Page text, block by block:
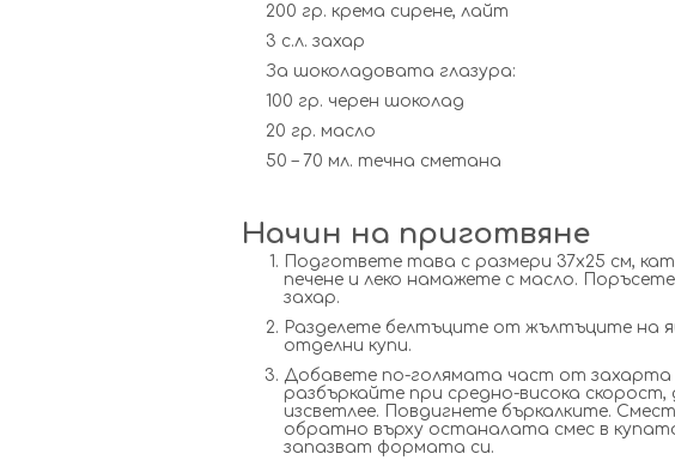
200 гр. крема сирене, лайт
3 с.л. захар
За шоколадовата глазура:
100 гр. черен шоколад
20 гр. масло
50 – 70 мл. течна сметана
Начин на приготвяне
Подгответе тава с размери 37х25 см,
печене и леко намажете с масло.
захар.
Разделете белтъците от жълтъците на
отделни купи.
Добавете по-голямата част от захарта
разбъркайте при средно-висока
изсветлее. Повдигнете бъркалките.
обратно върху останалата смес в
запазват формата си.